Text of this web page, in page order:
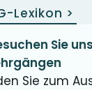
Lexikon >
Sie
Sie zum